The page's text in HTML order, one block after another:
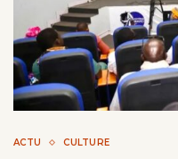
ACTU CULTURE